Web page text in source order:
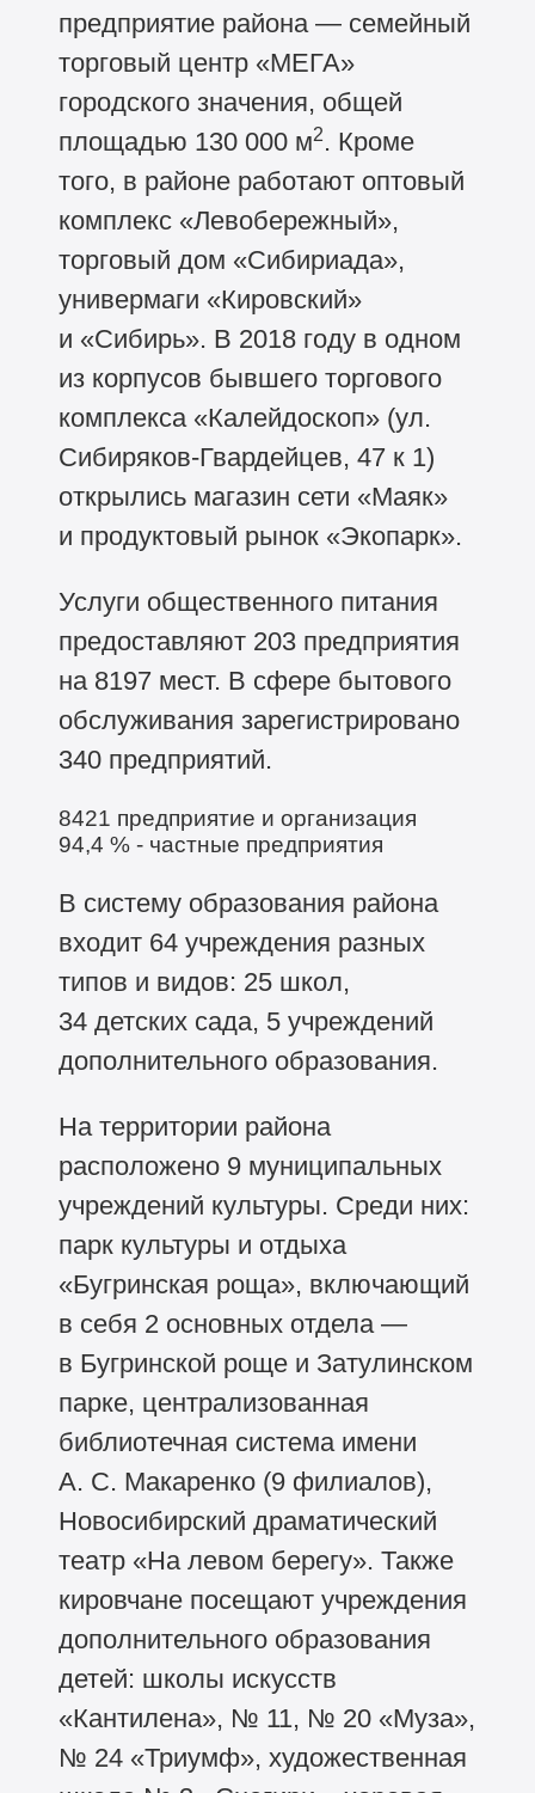
предприятие района — семейный
торговый центр «МЕГА»
городского значения, общей
площадью 130 000 м2. Кроме
того, в районе работают оптовый
комплекс «Левобережный»,
торговый дом «Сибириада»,
универмаги «Кировский»
и «Сибирь». В 2018 году в одном
из корпусов бывшего торгового
комплекса «Калейдоскоп» (ул.
Сибиряков-Гвардейцев, 47 к 1)
открылись магазин сети «Маяк»
и продуктовый рынок «Экопарк».
Услуги общественного питания
предоставляют 203 предприятия
на 8197 мест. В сфере бытового
обслуживания зарегистрировано
340 предприятий.
8421 предприятие и организация
94,4 % - частные предприятия
В систему образования района
входит 64 учреждения разных
типов и видов: 25 школ,
34 детских сада, 5 учреждений
дополнительного образования.
На территории района
расположено 9 муниципальных
учреждений культуры. Среди них:
парк культуры и отдыха
«Бугринская роща», включающий
в себя 2 основных отдела —
в Бугринской роще и Затулинском
парке, централизованная
библиотечная система имени
А. С. Макаренко (9 филиалов),
Новосибирский драматический
театр «На левом берегу». Также
кировчане посещают учреждения
дополнительного образования
детей: школы искусств
«Кантилена», № 11, № 20 «Муза»,
№ 24 «Триумф», художественная